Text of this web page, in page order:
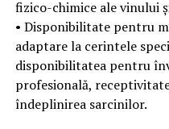
fizico-chimice ale vinului
• Disponibilitate pentru
adaptare la cerintele
disponibilitatea pentru
profesională,
îndeplinirea sarcinilor.